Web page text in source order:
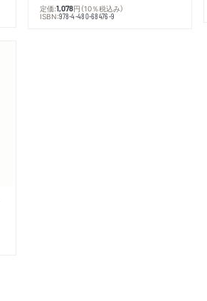
定価:1,078円 （10％税込み）
ISBN:978-4-480-68476-9